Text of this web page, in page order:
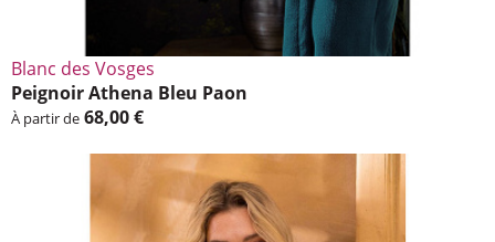
Blanc des Vosges
Peignoir Athena Bleu Paon
À partir de 68,00 €